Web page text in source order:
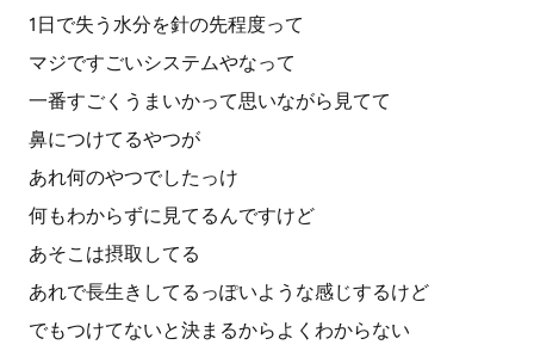
1日で失う水分を針の先程度って
マジですごいシステムやなって
一番すごくうまいかって思いながら見てて
鼻につけてるやつが
あれ何のやつでしたっけ
何もわからずに見てるんですけど
あそこは摂取してる
あれで長生きしてるっぽいような感じするけど
でもつけてないと決まるからよくわからない